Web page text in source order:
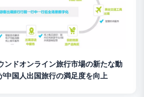
ンドオンライン旅行市場の新たな動
中国人出国旅行の満足度を向上